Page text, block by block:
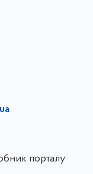
порталу